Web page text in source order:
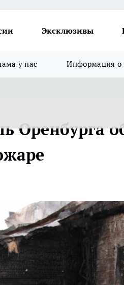
Эксклюзивы
у нас Информация о
Оренбурга